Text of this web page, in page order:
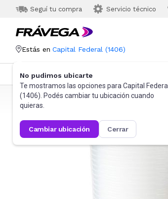
Seguí tu compra Servicio técnico
Estás en Capital Federal (1406)
No pudimos ubicarte
Te mostramos las opciones para Capital Federal
(1406). Podés cambiar tu ubicación cuando
quieras.
cambiar ubicación cerrar
Categorías Más Vendidos
Frávega Hogar Bazar Tuppers